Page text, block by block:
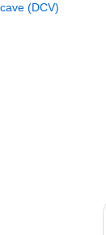
(DCV)